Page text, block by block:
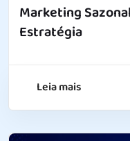
Marketing
Estratégia
Leia mais